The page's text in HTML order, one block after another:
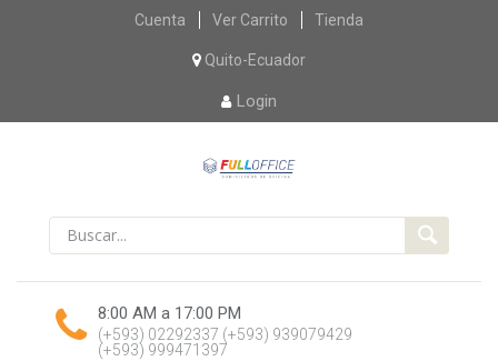
Skip
content
Cuenta Ver Carrito Tienda
Quito-Ecuador
Login
8:00 AM a 17:00 PM
(+593) 02292337 (+593) 939079429
(+593) 999471397